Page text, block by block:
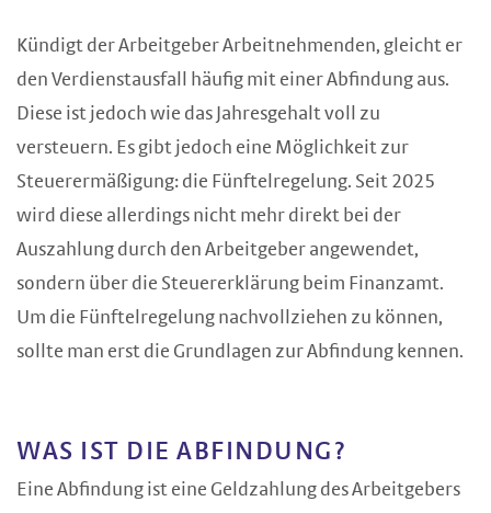
Kündigt der Arbeitgeber Arbeitnehmenden, gleicht er
den Verdienstausfall häufig mit einer Abfindung aus.
Diese ist jedoch wie das Jahresgehalt voll zu
versteuern. Es gibt jedoch eine Möglichkeit zur
Steuerermäßigung: die Fünftelregelung. Seit 2025
wird diese allerdings nicht mehr direkt bei der
Auszahlung durch den Arbeitgeber angewendet,
sondern über die Steuererklärung beim Finanzamt.
Um die Fünftelregelung nachvollziehen zu können,
sollte man erst die Grundlagen zur Abfindung kennen.
WAS IST DIE ABFINDUNG?
Eine Abfindung ist eine Geldzahlung des Arbeitgebers